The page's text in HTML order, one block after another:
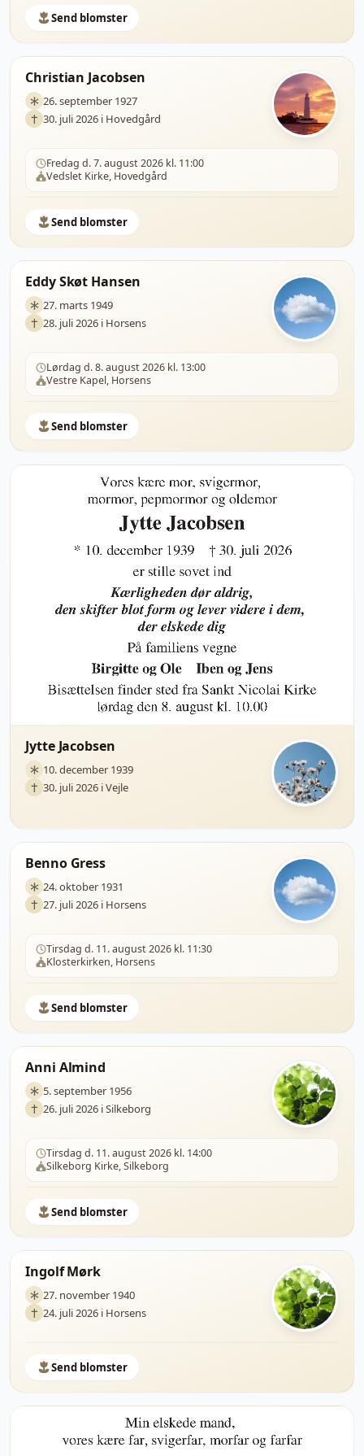
Send blomster
Christian Jacobsen
26. september 1927
30. juli 2026 i Hovedgård
Fredag d. 7. august 2026 kl. 11:00
Vedslet Kirke, Hovedgård
Send blomster
Eddy Skøt Hansen
27. marts 1949
28. juli 2026 i Horsens
Lørdag d. 8. august 2026 kl. 13:00
Vestre Kapel, Horsens
Send blomster
Jytte Jacobsen
10. december 1939
30. juli 2026 i Vejle
Benno Gress
24. oktober 1931
27. juli 2026 i Horsens
Tirsdag d. 11. august 2026 kl. 11:30
Klosterkirken, Horsens
Send blomster
Anni Almind
5. september 1956
26. juli 2026 i Silkeborg
Tirsdag d. 11. august 2026 kl. 14:00
Silkeborg Kirke, Silkeborg
Send blomster
Ingolf Mørk
27. november 1940
24. juli 2026 i Horsens
Send blomster